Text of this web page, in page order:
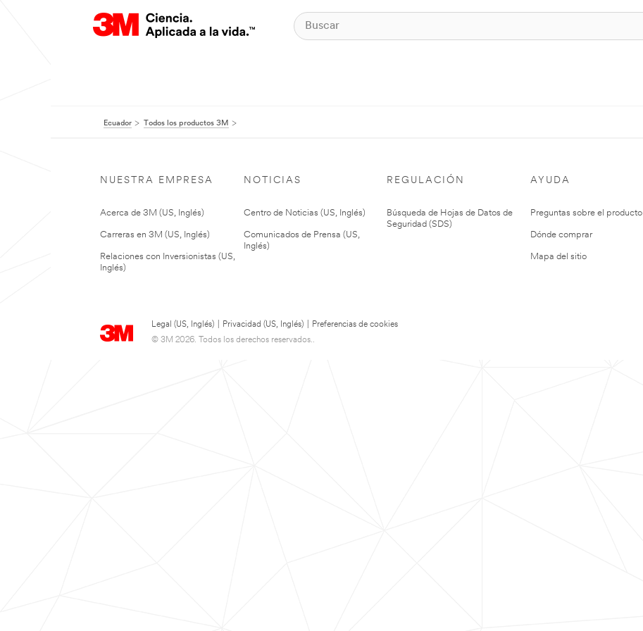
Ecuador Todos los productos 3M
NUESTRA EMPRESA
Acerca de 3M (US, Inglés)
Carreras en 3M (US, Inglés)
Relaciones con Inversionistas (US,
Inglés)
NOTICIAS
Centro de Noticias (US, Inglés)
Comunicados de Prensa (US,
Inglés)
REGULACIÓN
Búsqueda de Hojas de Datos de
Seguridad (SDS)
AYUDA
Preguntas sobre el producto
Dónde comprar
Mapa del sitio
Legal (US, Inglés) Privacidad (US, Inglés)
Preferencias de cookies
© 3M 2026. Todos los derechos reservados..